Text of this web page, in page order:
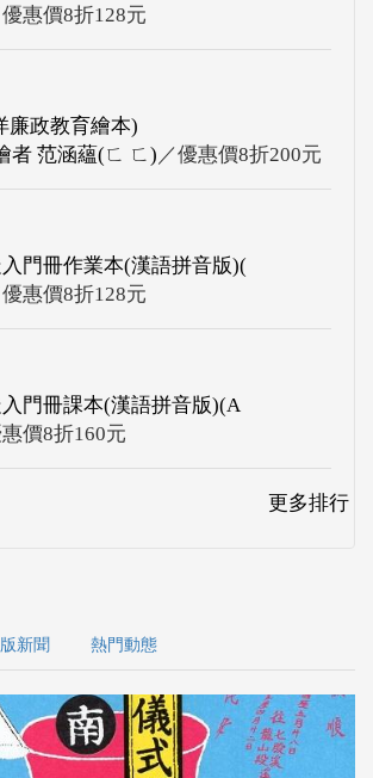
優惠價8折128元
廉政教育繪本)
者 范涵蘊(ㄈ ㄈ) ／優惠價8折200元
門冊作業本(漢語拼音版)(
優惠價8折128元
門冊課本(漢語拼音版)(A
價8折160元
更多排行
新聞 熱門動態